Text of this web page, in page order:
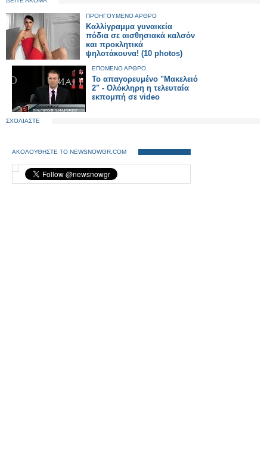
ΠΡΟΗΓΟΥΜΕΝΟ ΑΡΘΡΟ
Καλλίγραμμα γυναικεία
πόδια σε αισθησιακά καλσόν
και προκλητικά
ψηλοτάκουνα! (10 photos)
ΕΠΟΜΕΝΟ ΑΡΘΡΟ
Το απαγορευμένο "Μακελειό
2" - Ολόκληρη η τελευταία
εκπομπή σε video
ΣΧΟΛΙΑΣΤΕ
ΑΚΟΛΟΥΘΗΣΤΕ ΤΟ NEWSNOWGR.COM